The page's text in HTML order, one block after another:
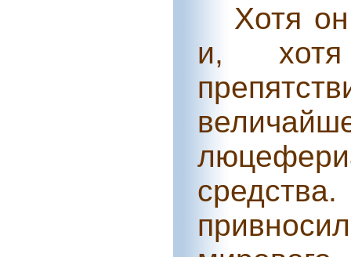
Хотя
и,
средства.